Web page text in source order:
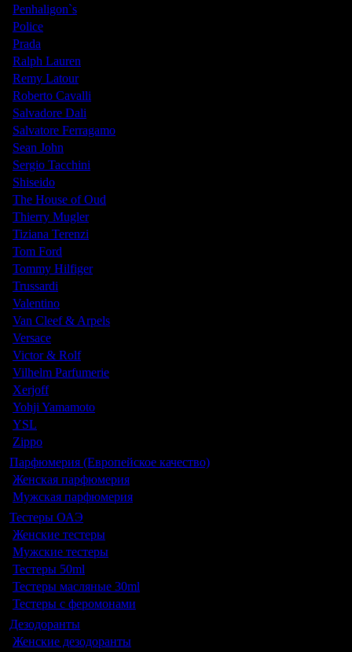
Penhaligon`s
Police
Prada
Ralph Lauren
Remy Latour
Roberto Cavalli
Salvadore Dali
Salvatore Ferragamo
Sean John
Sergio Tacchini
Shiseido
The House of Oud
Thierry Mugler
Tiziana Terenzi
Tom Ford
Tommy Hilfiger
Trussardi
Valentino
Van Cleef & Arpels
Versace
Victor & Rolf
Vilhelm Parfumerie
Xerjoff
Yohji Yamamoto
YSL
Zippo
Парфюмерия (Европейское качество)
Женская парфюмерия
Мужская парфюмерия
Тестеры ОАЭ
Женские тестеры
Мужские тестеры
Тестеры 50ml
Тестеры масляные 30ml
Тестеры с феромонами
Дезодоранты
Женские дезодоранты